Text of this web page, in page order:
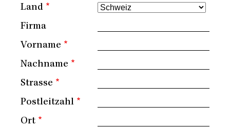
Land
Firma
Vorname
Nachname
Strasse
Postleitzahl
Ort